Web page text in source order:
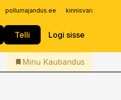
pollumajandus.ee
Telli Logi sisse
Iseteenindus
Telli Kaubandus
Minu Kaubandus